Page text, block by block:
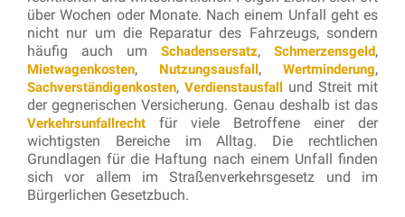
über Wochen oder Monate. Nach einem Unfall geht es
nicht nur um die Reparatur des Fahrzeugs, sondern
häufig auch um Schadensersatz, Schmerzensgeld,
Mietwagenkosten, Nutzungsausfall, Wertminderung,
Sachverständigenkosten, Verdienstausfall und Streit mit
der gegnerischen Versicherung. Genau deshalb ist das
Verkehrsunfallrecht für viele Betroffene einer der
wichtigsten Bereiche im Alltag. Die rechtlichen
Grundlagen für die Haftung nach einem Unfall finden
sich vor allem im Straßenverkehrsgesetz und im
Bürgerlichen Gesetzbuch.